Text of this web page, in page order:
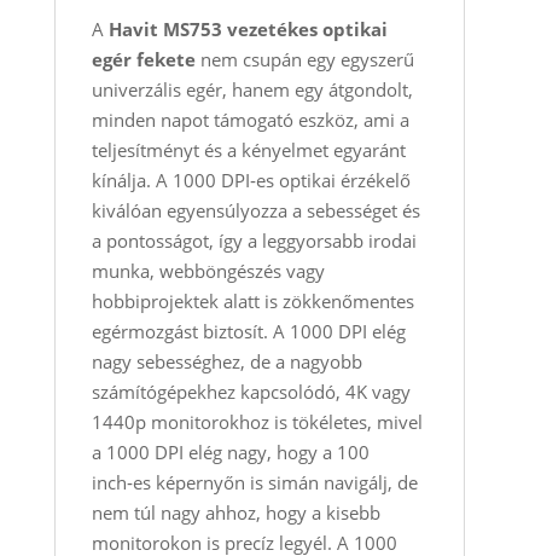
A Havit MS753 vezetékes optikai
egér feketenem csupán egy egyszerű
univerzális egér, hanem egy átgondolt,
minden napot támogató eszköz, ami a
teljesítményt és a kényelmet egyaránt
kínálja. A 1000 DPI‑es optikai érzékelő
kiválóan egyensúlyozza a sebességet és
a pontosságot, így a leggyorsabb irodai
munka, webböngészés vagy
hobbiprojektek alatt is zökkenőmentes
egérmozgást biztosít. A 1000 DPI elég
nagy sebességhez, de a nagyobb
számítógépekhez kapcsolódó, 4K vagy
1440p monitorokhoz is tökéletes, mivel
a 1000 DPI elég nagy, hogy a 100
inch‑es képernyőn is simán navigálj, de
nem túl nagy ahhoz, hogy a kisebb
monitorokon is precíz legyél. A 1000